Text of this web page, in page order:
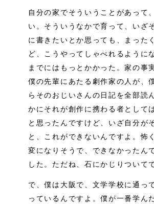
自分の家でそういうことがあって
い。そういうなかで育って、いざ
に書きたいとか思っても、まった
ど、こうやってしゃべれるように
までにはもっとかかった。家の事
僕の先輩にあたる劇作家の人が、
らそのおじいさんの日記を全部読
かにそれが創作に携わる者として
と思ったんですけど、いざ自分が
と、これができないんですよ。
変になりそうで、できなかったん
した。ただね、石にかじりついて
で、僕は大阪で、文学学校に通っ
っているんですよ。僕が一番学ん